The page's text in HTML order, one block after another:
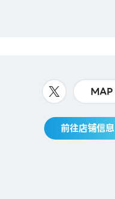
MAP
前往店铺信息